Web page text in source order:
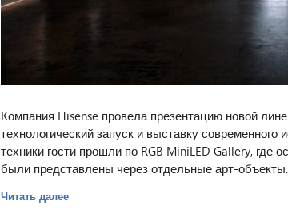
Компания Hisense провела презентацию новой
технологический запуск и выставку современного
техники гости прошли по RGB MiniLED Gallery, где
были представлены через отдельные арт-объекты.
Читать далее